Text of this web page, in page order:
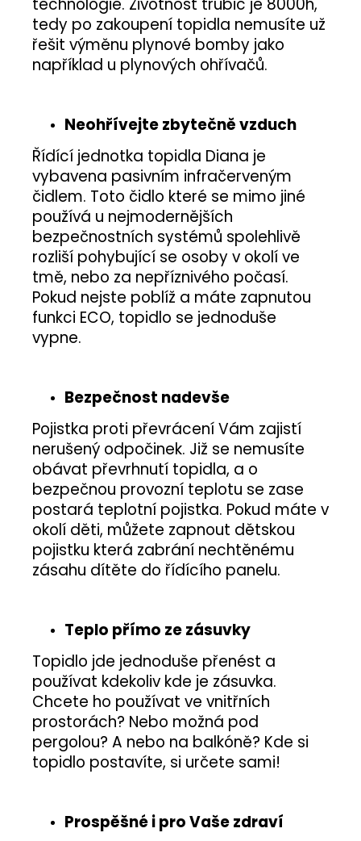
tedy po zakoupení topidla nemusíte už
řešit výměnu plynové bomby jako
například u plynových ohřívačů.
Neohřívejte zbytečně vzduch
Řídící jednotka topidla Diana je
vybavena pasivním infračerveným
čidlem. Toto čidlo které se mimo jiné
používá u nejmodernějších
bezpečnostních systémů spolehlivě
rozliší pohybující se osoby v okolí ve
tmě, nebo za nepříznivého počasí.
Pokud nejste poblíž a máte zapnutou
funkci ECO, topidlo se jednoduše
vypne.
Bezpečnost nadevše
Pojistka proti převrácení Vám zajistí
nerušený odpočinek. Již se nemusíte
obávat převrhnutí topidla, a o
bezpečnou provozní teplotu se zase
postará teplotní pojistka. Pokud máte v
okolí děti, můžete zapnout dětskou
pojistku která zabrání nechtěnému
zásahu dítěte do řídícího panelu.
Teplo přímo ze zásuvky
Topidlo jde jednoduše přenést a
používat kdekoliv kde je zásuvka.
Chcete ho používat ve vnitřních
prostorách? Nebo možná pod
pergolou? A nebo na balkóně? Kde si
topidlo postavíte, si určete sami!
Prospěšné i pro Vaše zdraví